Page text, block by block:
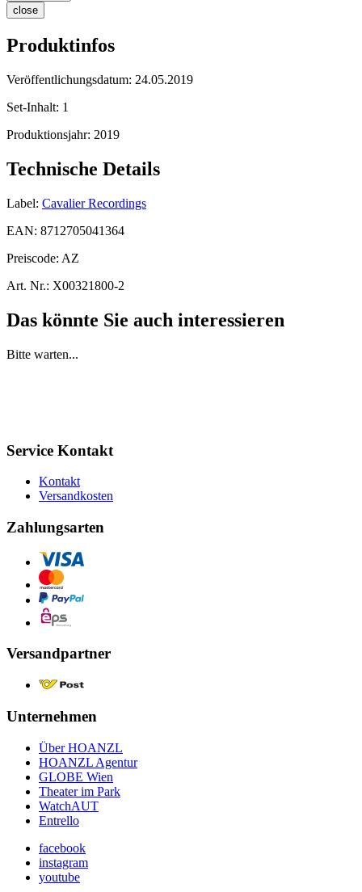
close
Produktinfos
Veröffentlichungsdatum: 24.05.2019
Set-Inhalt: 1
Produktionsjahr: 2019
Technische Details
Label: Cavalier Recordings
EAN: 8712705041364
Preiscode: AZ
Art. Nr.: X00321800-2
Das könnte Sie auch interessieren
Bitte warten...
Service Kontakt
Kontakt
Versandkosten
Zahlungsarten
Versandpartner
Unternehmen
Über HOANZL
HOANZL Agentur
GLOBE Wien
Theater im Park
WatchAUT
Entrello
facebook
instagram
youtube